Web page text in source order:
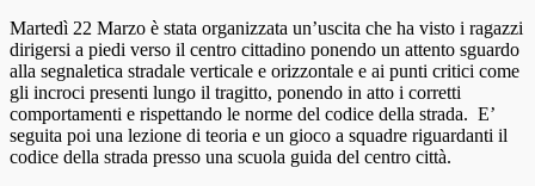
Martedì 22 Marzo è stata organizzata un’uscita che ha visto i ragazzi
dirigersi a piedi verso il centro cittadino ponendo un attento sguardo
alla segnaletica stradale verticale e orizzontale e ai punti critici come
gli incroci presenti lungo il tragitto, ponendo in atto i corretti
comportamenti e rispettando le norme del codice della strada. E’
seguita poi una lezione di teoria e un gioco a squadre riguardanti il
codice della strada presso una scuola guida del centro città.